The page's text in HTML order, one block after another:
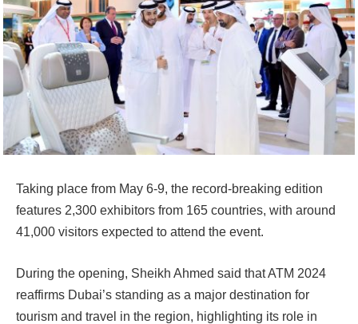
Taking place from May 6-9, the record-breaking edition
features 2,300 exhibitors from 165 countries, with around
41,000 visitors expected to attend the event.
During the opening, Sheikh Ahmed said that ATM 2024
reaffirms Dubai’s standing as a major destination for
tourism and travel in the region, highlighting its role in